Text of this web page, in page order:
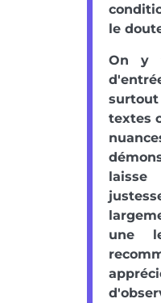
le
On y
textes
une